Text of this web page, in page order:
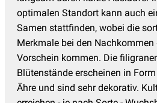
optimalen Standort kann auch
Samen stattfinden, wobei die
Merkmale bei den
Vorschein kommen. Die
Blütenstände erscheinen in
Ähre und sind sehr dekorativ.